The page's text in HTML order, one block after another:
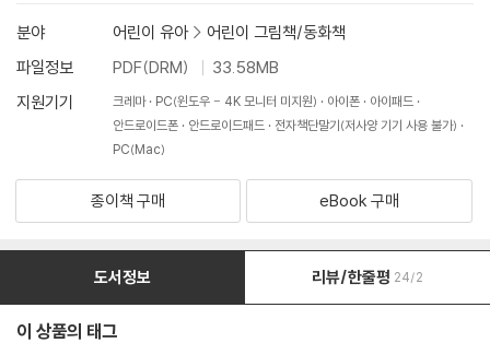
분야 어린이 유아> 어린이 그림책/동화책
파일정보
PDF(DRM)
33.58MB
지원기기
크레마 PC(윈도우 - 4K 모니터 미지원) 아이폰
아이패드
안드로이드폰
안드로이드패드
전자책단말기(저사양 기기 사용 불가)
PC(Mac)
종이책 구매 eBook 구매
도서정보 리뷰/한줄평 24/2
이 상품의 태그